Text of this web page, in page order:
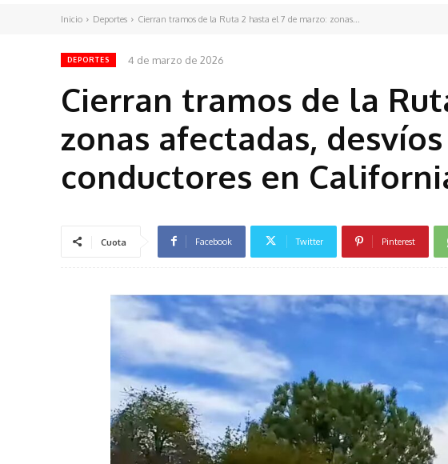
Inicio Deportes Cierran tramos de la Ruta 2 hasta el 7 de marzo: zonas...
DEPORTES 4 de marzo de 2026
Cierran tramos de la
zonas afectadas,
conductores en
Cuota Facebook Twitter Pinterest